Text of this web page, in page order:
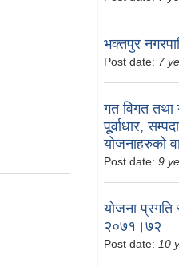
भक्तपुर
Post date: 7
गत विगत
पूूर्वाधार,
योजनाहरुको
Post date: 9
योजना
२०७१।७२
Post date: 10